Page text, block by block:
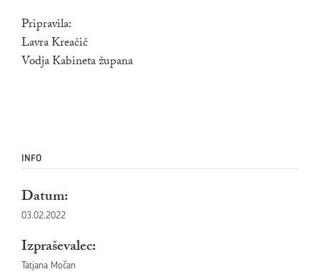
Pripravila:
Lavra Kreačič
Vodja Kabineta župana
INFO
Datum:
03.02.2022
Izpraševalec:
Tatjana Močan